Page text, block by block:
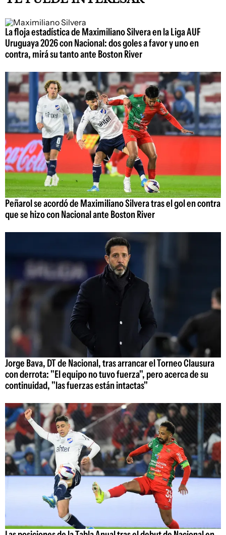
La floja estadística de Maximiliano Silvera en la Liga AUF
Uruguaya 2026 con Nacional: dos goles a favor y uno en
contra, mirá su tanto ante Boston River
Peñarol se acordó de Maximiliano Silvera tras el gol en contra
que se hizo con Nacional ante Boston River
Jorge Bava, DT de Nacional, tras arrancar el Torneo Clausura
con derrota: "El equipo no tuvo fuerza", pero acerca de su
continuidad, "las fuerzas están intactas"